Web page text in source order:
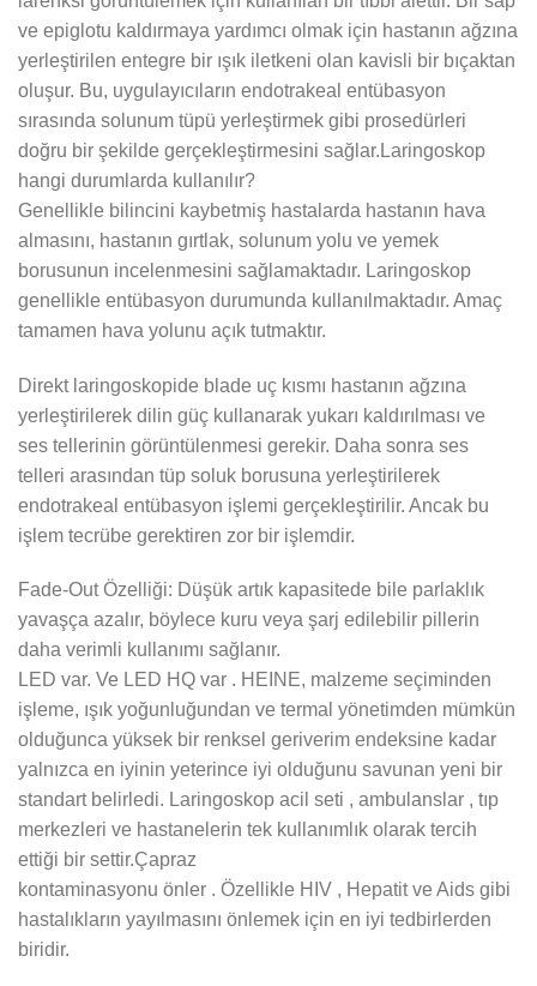
ve epiglotu kaldırmaya yardımcı olmak için hastanın ağzına
yerleştirilen entegre bir ışık iletkeni olan kavisli bir bıçaktan
oluşur. Bu, uygulayıcıların endotrakeal entübasyon
sırasında solunum tüpü yerleştirmek gibi prosedürleri
doğru bir şekilde gerçekleştirmesini sağlar.Laringoskop
hangi durumlarda kullanılır?
Genellikle bilincini kaybetmiş hastalarda hastanın hava
almasını, hastanın gırtlak, solunum yolu ve yemek
borusunun incelenmesini sağlamaktadır. Laringoskop
genellikle entübasyon durumunda kullanılmaktadır. Amaç
tamamen hava yolunu açık tutmaktır.
Direkt laringoskopide blade uç kısmı hastanın ağzına
yerleştirilerek dilin güç kullanarak yukarı kaldırılması ve
ses tellerinin görüntülenmesi gerekir. Daha sonra ses
telleri arasından tüp soluk borusuna yerleştirilerek
endotrakeal entübasyon işlemi gerçekleştirilir. Ancak bu
işlem tecrübe gerektiren zor bir işlemdir.
Fade-Out Özelliği: Düşük artık kapasitede bile parlaklık
yavaşça azalır, böylece kuru veya şarj edilebilir pillerin
daha verimli kullanımı sağlanır.
LED var. Ve LED HQ var . HEINE, malzeme seçiminden
işleme, ışık yoğunluğundan ve termal yönetimden mümkün
olduğunca yüksek bir renksel geriverim endeksine kadar
yalnızca en iyinin yeterince iyi olduğunu savunan yeni bir
standart belirledi. Laringoskop acil seti , ambulanslar , tıp
merkezleri ve hastanelerin tek kullanımlık olarak tercih
ettiği bir settir.Çapraz
kontaminasyonu önler . Özellikle HIV , Hepatit ve Aids gibi
hastalıkların yayılmasını önlemek için en iyi tedbirlerden
biridir.